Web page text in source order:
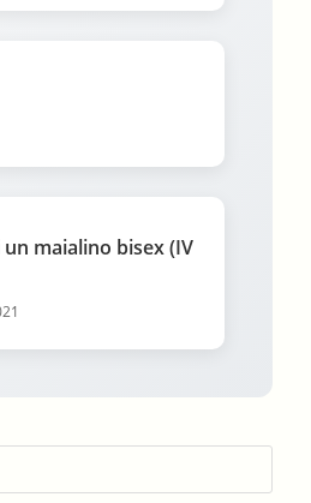
maialino bisex (IV